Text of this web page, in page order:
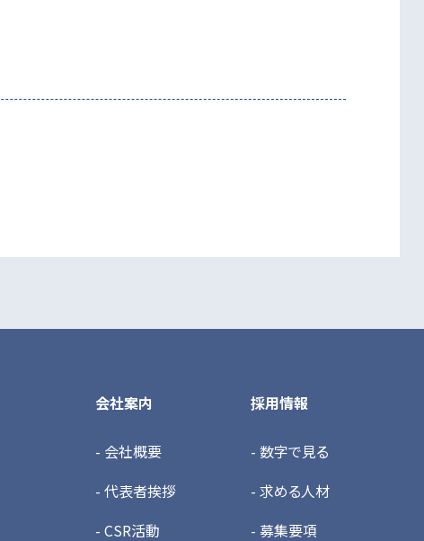
会社案内
- 会社概要
- 代表者挨拶
- CSR活動
採用情報
- 数字で見る
- 求める人材
- 募集要項